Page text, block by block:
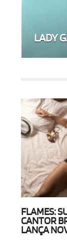
LADY
FLAMES:
CANTOR
LANÇA